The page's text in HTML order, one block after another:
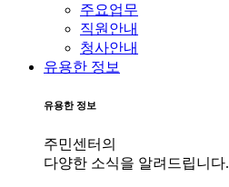
주요업무
직원안내
청사안내
유용한 정보
유용한 정보
주민센터의
다양한 소식을 알려드립니다.